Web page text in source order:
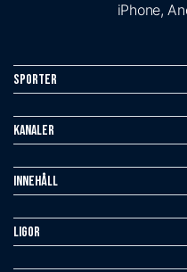
iPhone,
Sporter
Kanaler
Innehåll
Ligor